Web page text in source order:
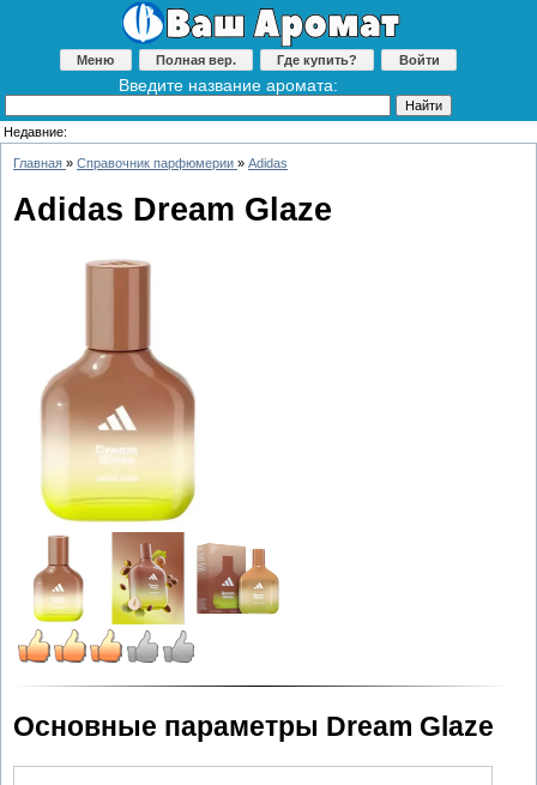
Меню Полная вер. Где купить? Войти
Введите название аромата:
Недавние:
Главная » Справочник парфюмерии » Adidas
Adidas Dream Glaze
Основные параметры Dream Glaze